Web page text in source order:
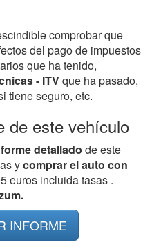
comprobar que
del pago de impuestos
que ha tenido,
- ITVque ha pasado,
tiene seguro, etc.
de este vehículo
detallado de este
ycomprar el auto con
euros incluida tasas .
INFORME